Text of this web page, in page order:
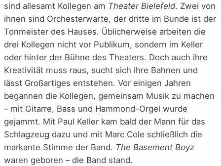
sind allesamt Kollegen am Theater Bielefeld. Zwei von
ihnen sind Orchesterwarte, der dritte im Bunde ist der
Tonmeister des Hauses. Üblicherweise arbeiten die
drei Kollegen nicht vor Publikum, sondern im Keller
oder hinter der Bühne des Theaters. Doch auch ihre
Kreativität muss raus, sucht sich ihre Bahnen und
lässt Großartiges entstehen. Vor einigen Jahren
begannen die Kollegen, gemeinsam Musik zu machen
– mit Gitarre, Bass und Hammond-Orgel wurde
gejammt. Mit Paul Keller kam bald der Mann für das
Schlagzeug dazu und mit Marc Cole schließlich die
markante Stimme der Band. The Basement Boyz
waren geboren – die Band stand.